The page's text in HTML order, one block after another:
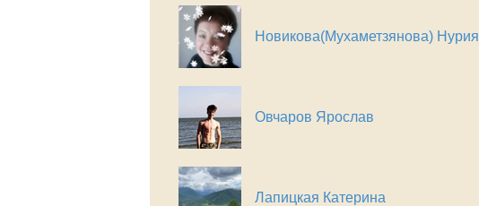
Новикова(Мухаметзянова) Нурия
Овчаров Ярослав
Лапицкая Катерина